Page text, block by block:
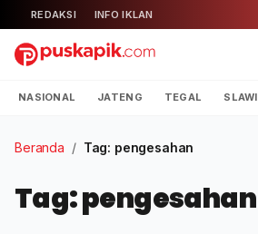
REDAKSI INFO IKLAN
NASIONAL JATENG TEGAL SLAWI
Beranda / Tag: pengesahan
Tag: pengesahan